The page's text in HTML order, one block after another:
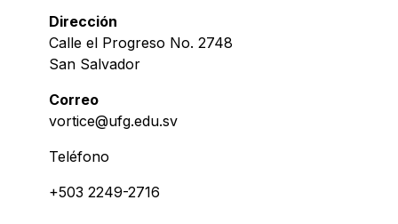
Dirección
Calle el Progreso No. 2748
San Salvador
Correo
vortice@ufg.edu.sv
Teléfono
+503 2249-2716